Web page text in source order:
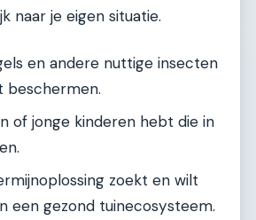
naar je eigen situatie.
en andere nuttige insecten
beschermen.
of jonge kinderen hebt die in
zoekt en wilt
een gezond tuinecosysteem.